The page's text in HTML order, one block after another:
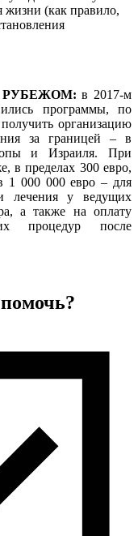
жизни (как правило,
РУБЕЖОМ:в 2017-м
программы, по
организацию
за границей – в
и Израиля. При
в пределах 300 евро,
1 000 000 евро – для
лечения у ведущих
а также на оплату
процедур после